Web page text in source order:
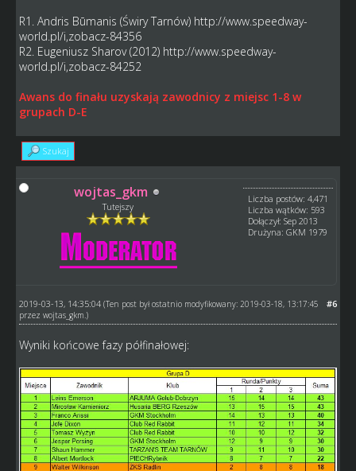
R1. Andris Būmanis (Świry Tarnów) http://www.speedway-
world.pl/i,zobacz-84356
R2. Eugeniusz Sharov (2012) http://www.speedway-
world.pl/i,zobacz-84252
Awans do finału uzyskają zawodnicy z miejsc 1-8 w
grupach D-E
Szukaj
wojtas_gkm
Tutejszy
Liczba postów: 4,471
Liczba wątków: 593
Dołączył: Sep 2013
Drużyna: GKM 1979
#6
2019-03-13, 14:35:04 (Ten post był ostatnio modyfikowany: 2019-03-18, 13:17:45
przez wojtas_gkm.)
Wyniki końcowe fazy półfinałowej: